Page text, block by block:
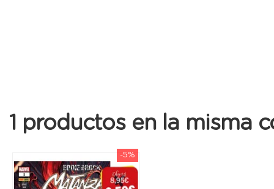
1 productos en la misma
-5%